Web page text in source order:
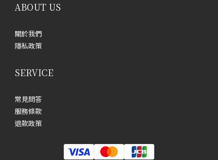
ABOUT US
關於我們
隱私政策
SERVICE
常見問答
服務條款
退款政策